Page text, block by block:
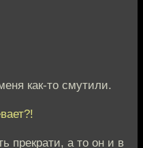
как-то смутили.
прекрати, а то он и в